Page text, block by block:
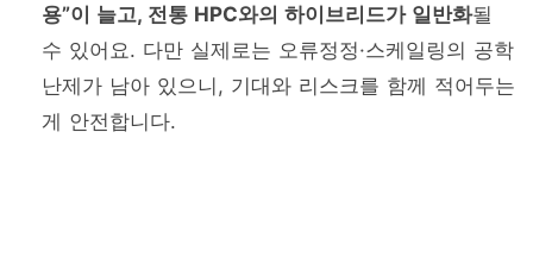
용”이 늘고, 전통 HPC와의 하이브리드가 일반화될
수 있어요. 다만 실제로는 오류정정·스케일링의 공학
난제가 남아 있으니, 기대와 리스크를 함께 적어두는
게 안전합니다.